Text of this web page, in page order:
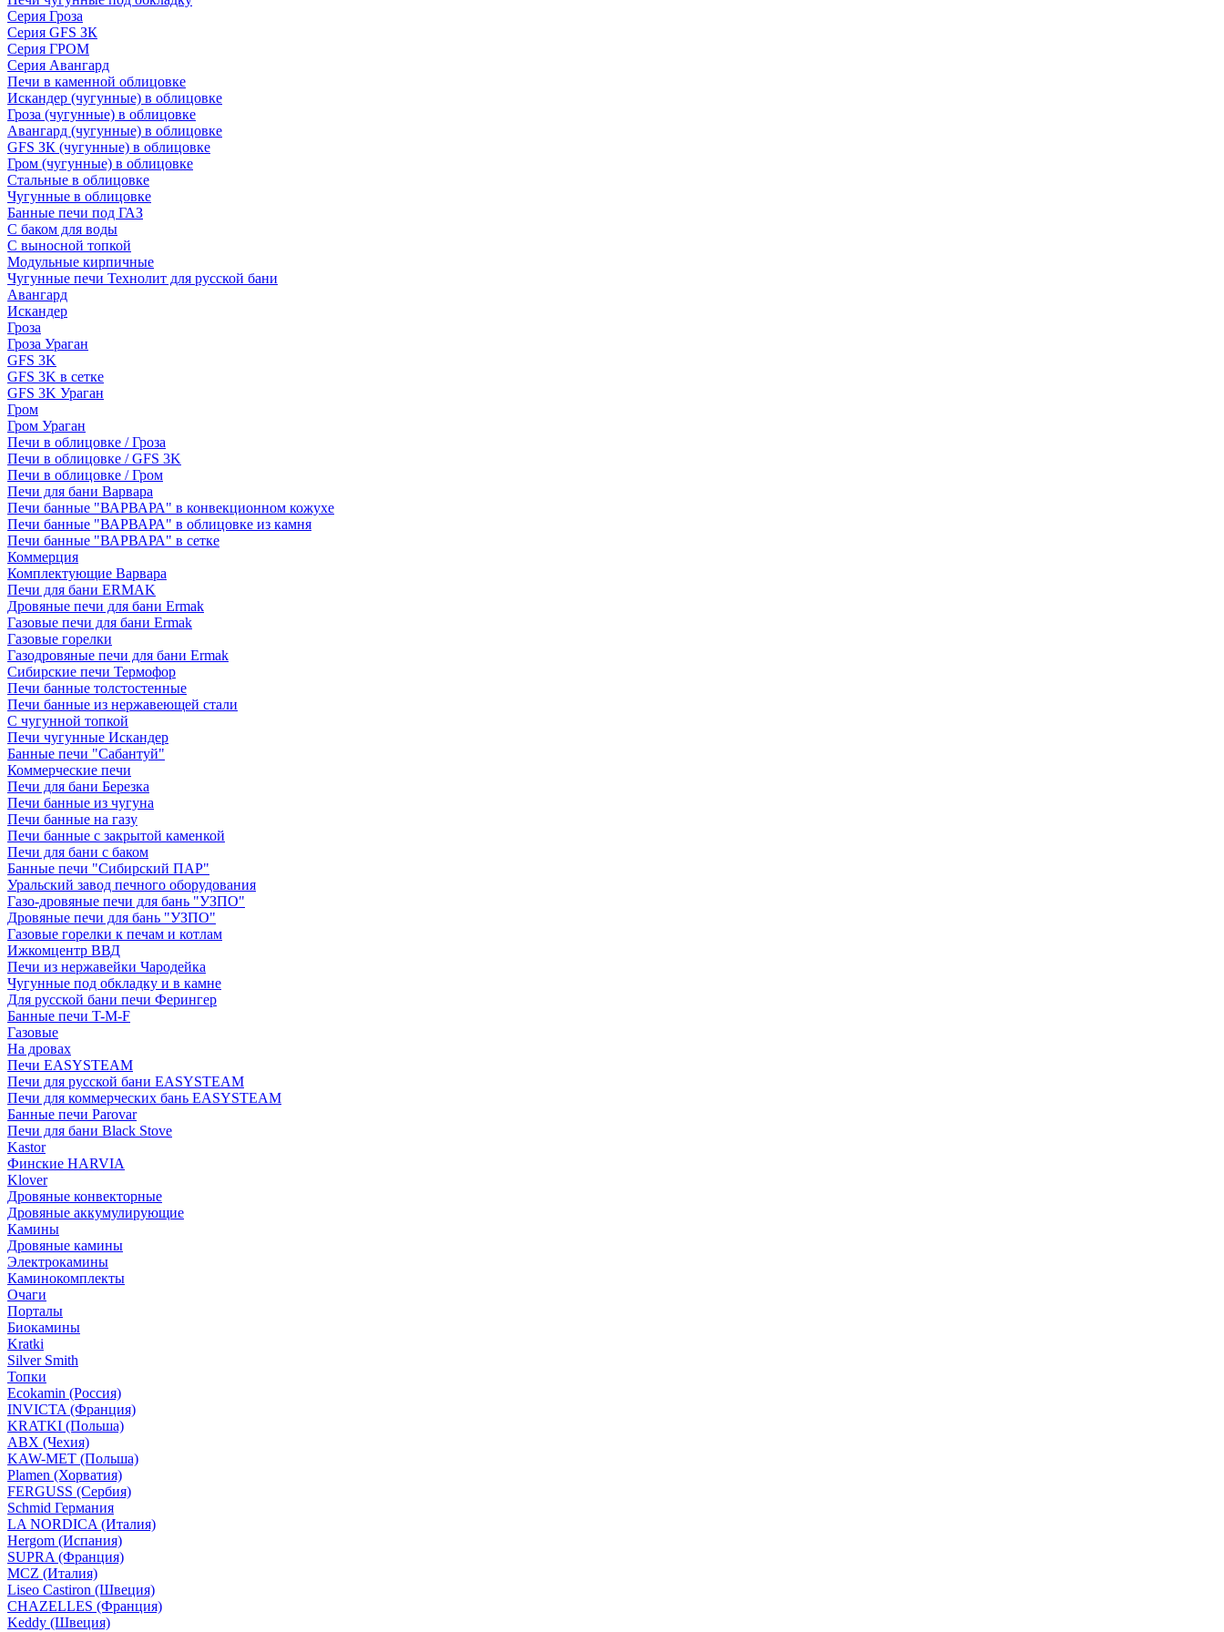
Серия Гроза
Серия GFS ЗК
Серия ГРОМ
Серия Авангард
Печи в каменной облицовке
Искандер (чугунные) в облицовке
Гроза (чугунные) в облицовке
Авангард (чугунные) в облицовке
GFS ЗК (чугунные) в облицовке
Гром (чугунные) в облицовке
Стальные в облицовке
Чугунные в облицовке
Банные печи под ГАЗ
С баком для воды
С выносной топкой
Модульные кирпичные
Чугунные печи Технолит для русской бани
Авангард
Искандер
Гроза
Гроза Ураган
GFS 3K
GFS 3K в сетке
GFS 3K Ураган
Гром
Гром Ураган
Печи в облицовке / Гроза
Печи в облицовке / GFS 3K
Печи в облицовке / Гром
Печи для бани Варвара
Печи банные "ВАРВАРА" в конвекционном кожухе
Печи банные "ВАРВАРА" в облицовке из камня
Печи банные "ВАРВАРА" в сетке
Коммерция
Комплектующие Варвара
Печи для бани ERMAK
Дровяные печи для бани Ermak
Газовые печи для бани Ermak
Газовые горелки
Газодровяные печи для бани Ermak
Сибирские печи Термофор
Печи банные толстостенные
Печи банные из нержавеющей стали
С чугунной топкой
Печи чугунные Искандер
Банные печи "Сабантуй"
Коммерческие печи
Печи для бани Березка
Печи банные из чугуна
Печи банные на газу
Печи банные с закрытой каменкой
Печи для бани с баком
Банные печи "Сибирский ПАР"
Уральский завод печного оборудования
Газо-дровяные печи для бань "УЗПО"
Дровяные печи для бань "УЗПО"
Газовые горелки к печам и котлам
Ижкомцентр ВВД
Печи из нержавейки Чародейка
Чугунные под обкладку и в камне
Для русской бани печи Ферингер
Банные печи T-M-F
Газовые
На дровах
Печи EASYSTEAM
Печи для русской бани EASYSTEAM
Печи для коммерческих бань EASYSTEAM
Банные печи Parovar
Печи для бани Black Stove
Kastor
Финские HARVIA
Klover
Дровяные конвекторные
Дровяные аккумулирующие
Камины
Дровяные камины
Электрокамины
Каминокомплекты
Очаги
Порталы
Биокамины
Kratki
Silver Smith
Топки
Ecokamin (Россия)
INVICTA (Франция)
KRATKI (Польша)
ABX (Чехия)
KAW-MET (Польша)
Plamen (Хорватия)
FERGUSS (Сербия)
Schmid Германия
LA NORDICA (Италия)
Hergom (Испания)
SUPRA (Франция)
MCZ (Италия)
Liseo Castiron (Швеция)
CHAZELLES (Франция)
Keddy (Швеция)